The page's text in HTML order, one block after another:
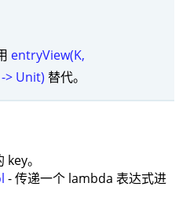
entryView(K,
> Unit) 替代。
。
- 传递一个 lambda 表达式进